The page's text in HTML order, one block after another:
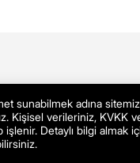
sunabilmek adına
Kişisel verileriniz, KVKK
işlenir. Detaylı bilgi almak